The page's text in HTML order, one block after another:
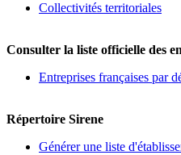
Collectivités territoriales
Consulter la liste officielle des
Entreprises françaises par
Répertoire Sirene
Générer une liste